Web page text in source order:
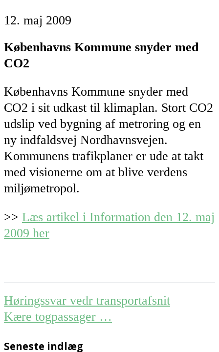
12. maj 2009
Københavns Kommune snyder med
CO2
Københavns Kommune snyder med
CO2 i sit udkast til klimaplan. Stort CO2
udslip ved bygning af metroring og en
ny indfaldsvej Nordhavnsvejen.
Kommunens trafikplaner er ude at takt
med visionerne om at blive verdens
miljømetropol.
>> Læs artikel i Information den 12. maj
2009 her
Post
navigation
Høringssvar vedr transportafsnit
Kære togpassager …
Seneste indlæg